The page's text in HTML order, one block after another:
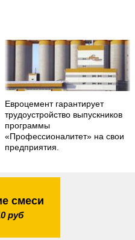
Евроцемент гарантирует
трудоустройство выпускников
программы
«Профессионалитет» на свои
предприятия.
смеси
руб